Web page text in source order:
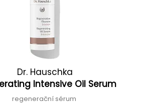
Dr. Hauschka
Intensive Oil Serum
regenerační sérum